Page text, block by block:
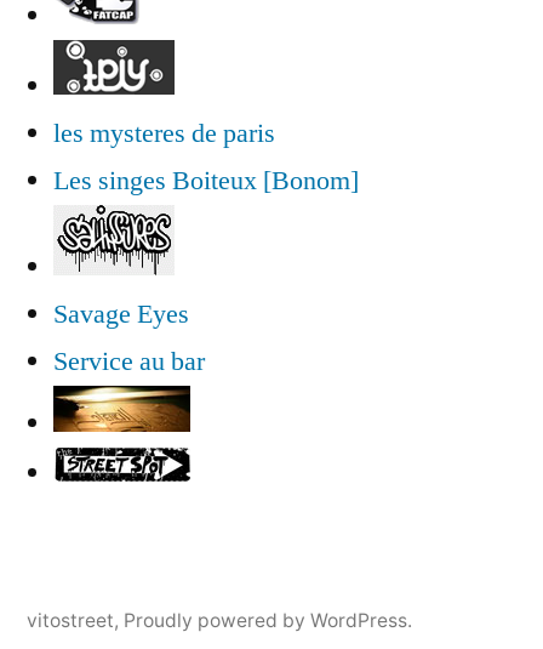
les mysteres de paris
Les singes Boiteux [Bonom]
Savage Eyes
Service au bar
vitostreet, Proudly powered by WordPress.